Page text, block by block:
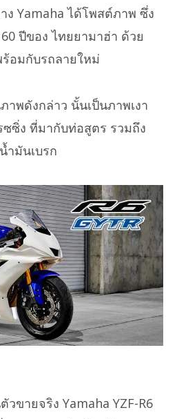
ง Yamaha ได้โพสต์ภาพ ซึ่ง
ปีของ ไทยยามาฮ่า ด้วย
ร้อมกับรถลายใหม่
าพดังกล่าว นั้นเป็นภาพเงา
ซซิ่ง ที่มากับท่อสูตร รวมถึง
มันเบรก
วขายจริง Yamaha YZF-R6